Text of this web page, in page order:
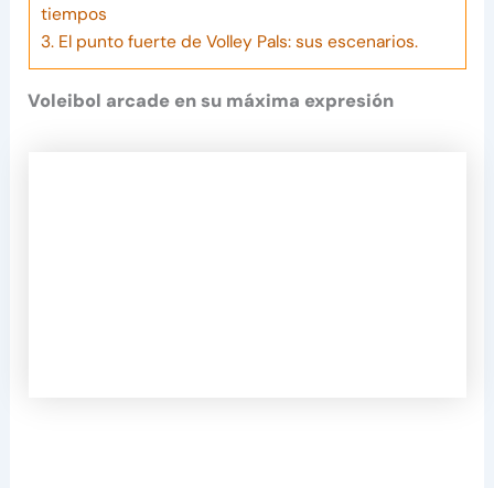
tiempos
3.El punto fuerte de Volley Pals: sus escenarios.
Voleibol arcade en su máxima expresión